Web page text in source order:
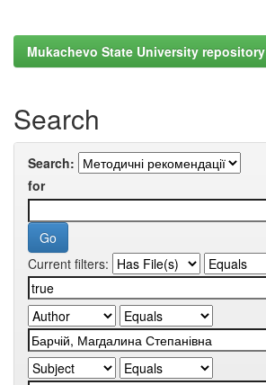
Mukachevo State University repository
Search
Search:
for
Current filters: